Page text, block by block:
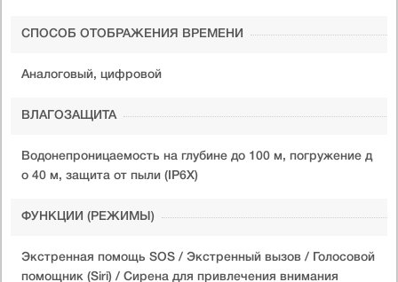
СПОСОБ ОТОБРАЖЕНИЯ ВРЕМЕНИ
Аналоговый, цифровой
ВЛАГОЗАЩИТА
Водонепроницаемость на глубине до 100 м, погружение д
о 40 м, защита от пыли (IP6X)
ФУНКЦИИ (РЕЖИМЫ)
Экстренная помощь SOS / Экстренный вызов / Голосовой
помощник (Siri) / Сирена для привлечения внимания